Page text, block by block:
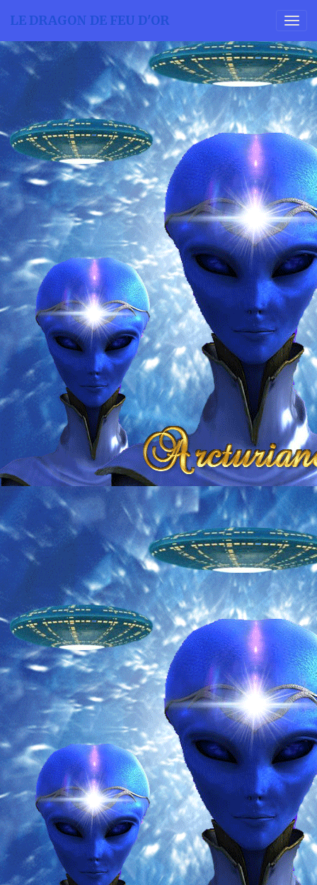
LE DRAGON DE FEU D'OR